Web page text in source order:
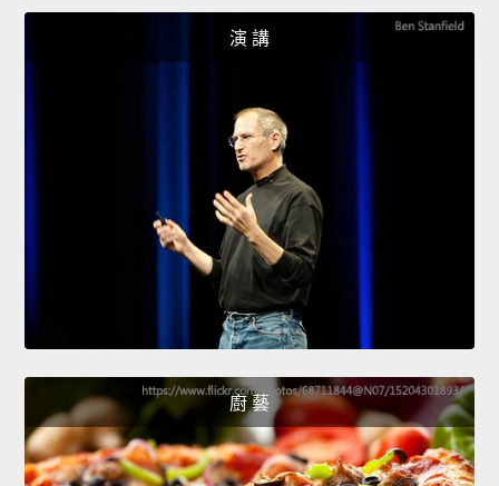
演 講
廚 藝